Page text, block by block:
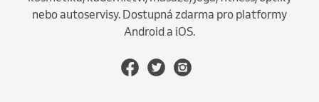
nebo autoservisy. Dostupná zdarma pro platformy
Android a iOS.